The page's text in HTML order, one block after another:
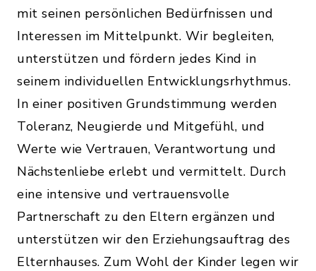
mit seinen persönlichen Bedürfnissen und
Interessen im Mittelpunkt. Wir begleiten,
unterstützen und fördern jedes Kind in
seinem individuellen Entwicklungsrhythmus.
In einer positiven Grundstimmung werden
Toleranz, Neugierde und Mitgefühl, und
Werte wie Vertrauen, Verantwortung und
Nächstenliebe erlebt und vermittelt. Durch
eine intensive und vertrauensvolle
Partnerschaft zu den Eltern ergänzen und
unterstützen wir den Erziehungsauftrag des
Elternhauses. Zum Wohl der Kinder legen wir